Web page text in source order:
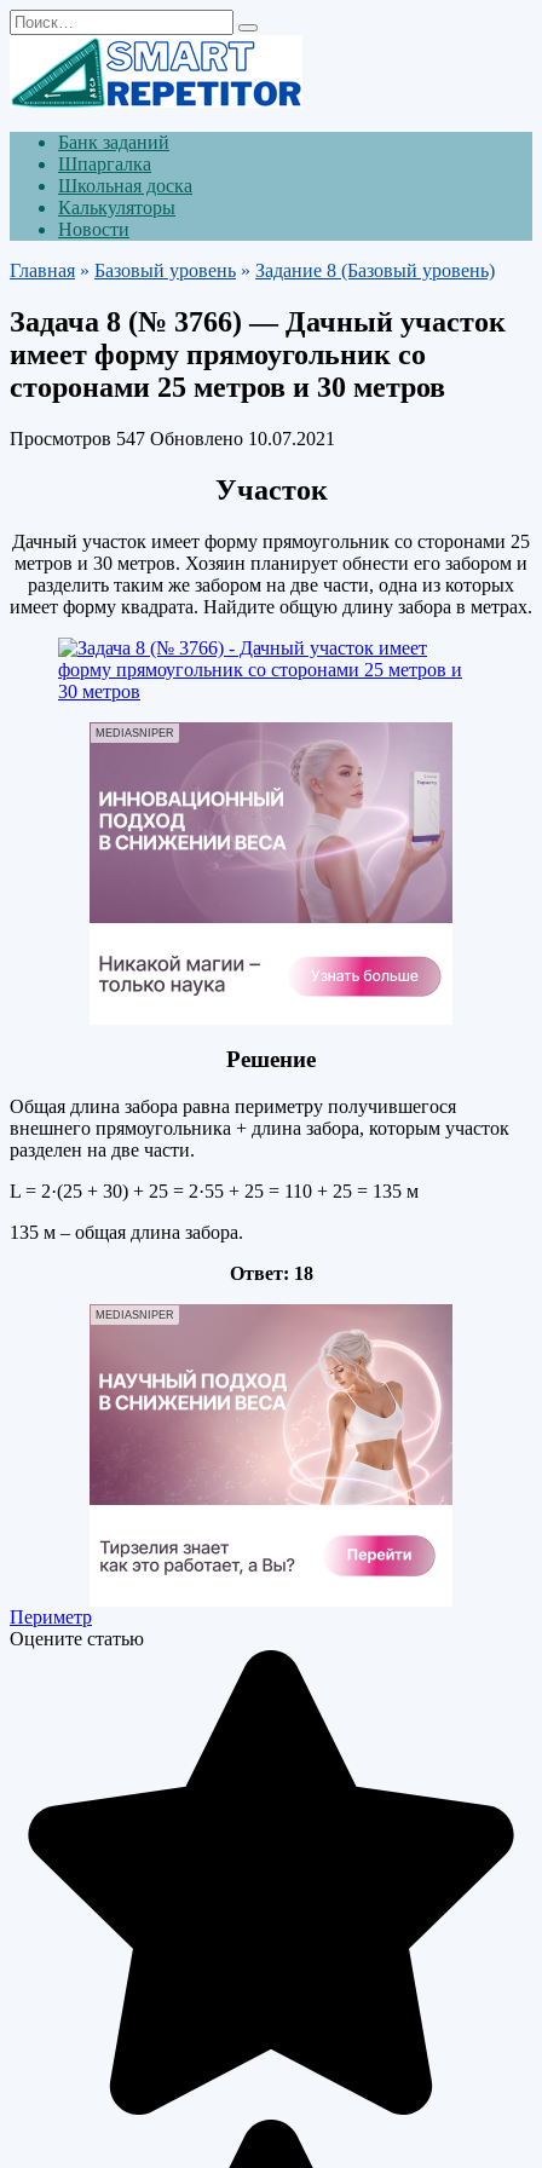
Перейти
к
содержанию
Search
for:
Банк заданий
Шпаргалка
Школьная доска
Калькуляторы
Новости
Главная » Базовый уровень » Задание 8 (Базовый уровень)
Задача 8 (№ 3766) — Дачный участок
имеет форму прямоугольник со
сторонами 25 метров и 30 метров
Просмотров 547 Обновлено 10.07.2021
Участок
Дачный участок имеет форму прямоугольник со сторонами 25
метров и 30 метров. Хозяин планирует обнести его забором и
разделить таким же забором на две части, одна из которых
имеет форму квадрата. Найдите общую длину забора в метрах.
MEDIASNIPER
Решение
Общая длина забора равна периметру получившегося
внешнего прямоугольника + длина забора, которым участок
разделен на две части.
L = 2·(25 + 30) + 25 = 2·55 + 25 = 110 + 25 = 135 м
135 м – общая длина забора.
Ответ: 18
MEDIASNIPER
Периметр
Оцените статью